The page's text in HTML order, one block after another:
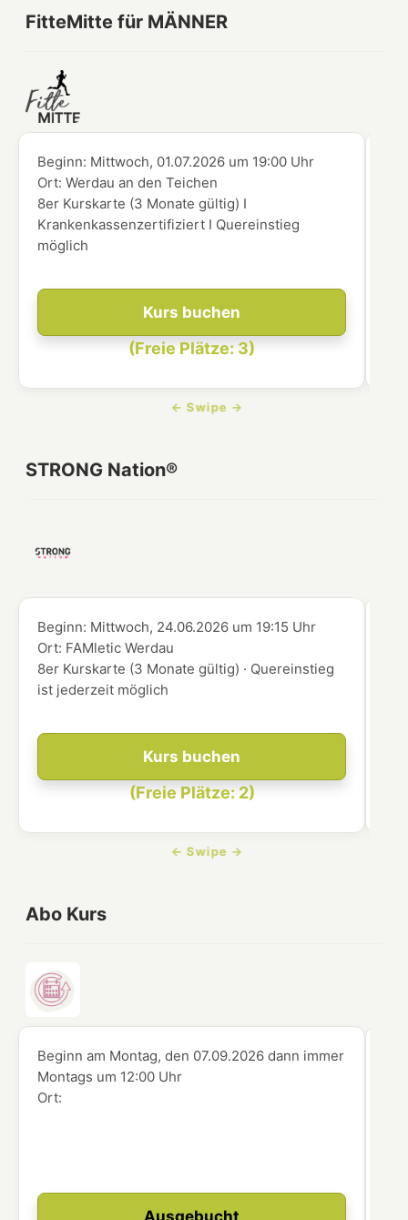
FitteMitte für MÄNNER
Kurs buchen
(Freie Plätze: 3)
Beginn: Mittwoch, 01.07.2026 um 19:00 Uhr
Ort:Werdau an den Teichen
8er Kurskarte (3 Monate gültig) I
Krankenkassenzertifiziert I Quereinstieg
möglich
STRONG Nation®
Kurs buchen
(Freie Plätze: 2)
Beginn: Mittwoch, 24.06.2026 um 19:15 Uhr
Ort: FAMletic Werdau
8er Kurskarte (3 Monate gültig) · Quereinstieg
ist jederzeit möglich
Abo Kurs
Beginn am Montag, den 07.09.2026dann immer
Montags um 12:00 Uhr
Ort: